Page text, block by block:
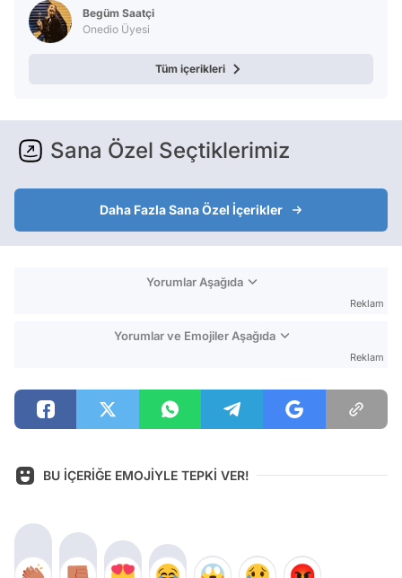
Begüm Saatçi
Onedio Üyesi
Tüm içerikleri
Sana Özel Seçtiklerimiz
Daha Fazla Sana Özel İçerikler
Yorumlar Aşağıda
Reklam
Yorumlar ve Emojiler Aşağıda
Reklam
BU İÇERİĞE EMOJİYLE TEPKİ VER!